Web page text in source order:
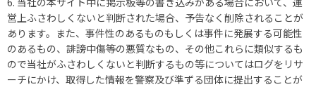
営上ふさわしくないと判断された場合、予告なく削除されることが
あります。また、事件性のあるものもしくは事件に発展する可能性
のあるもの、誹謗中傷等の悪質なもの、その他これらに類似するも
ので当社がふさわしくないと判断するもの等についてはログをリサ
ーチにかけ、取得した情報を警察及び準ずる団体に提出することが